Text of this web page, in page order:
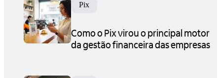
Pix
Como o Pix virou o principal motor
da gestão financeira das empresas